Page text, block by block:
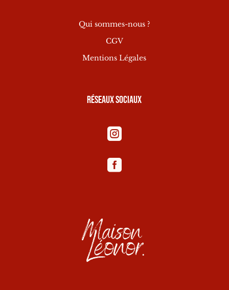
Qui sommes-nous ?
CGV
Mentions Légales
Réseaux sociaux

